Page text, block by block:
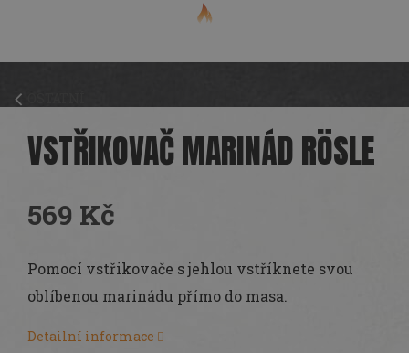
VSTŘIKOVAČ MARINÁD RÖSLE
569 Kč
cena:
Pomocí vstřikovače s jehlou vstříknete svou
oblíbenou marinádu přímo do masa.
Detailní informace